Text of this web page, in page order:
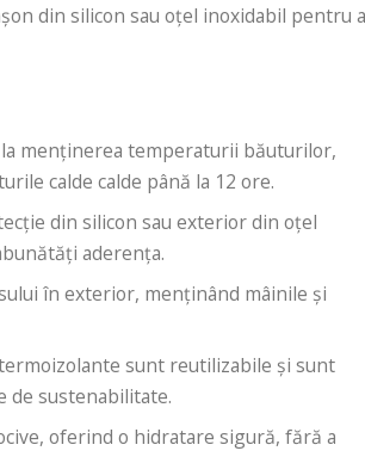
din silicon sau oțel inoxidabil pentru a
menținerea temperaturii băuturilor,
calde calde până la 12 ore.
din silicon sau exterior din oțel
aderența.
în exterior, menținând mâinile și
sunt reutilizabile și sunt
de sustenabilitate.
oferind o hidratare sigură, fără a